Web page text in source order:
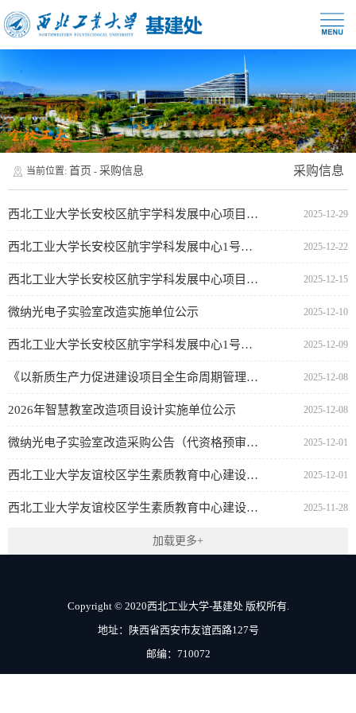
当前位置: 首页 - 采购信息 采购信息
2025-12-29
西北工业大学长安校区航宇学科发展中心项目变压器供货采购公告（二次）（代资格预审公告）
2025-12-22
西北工业大学长安校区航宇学科发展中心1号楼项目变压器供货（二次）（代资格预审公告）
2025-12-15
西北工业大学长安校区航宇学科发展中心项目变压器供货采购公告（代资格预审公告）
2025-12-10
微纳光电子实验室改造实施单位公示
2025-12-09
西北工业大学长安校区航宇学科发展中心1号楼项目变压器供货采购公告（代资格预审公告）
2025-12-08
《以新质生产力促进建设项目全生命周期管理》图书出版项目竞选结果公告
2025-12-08
2026年智慧教室改造项目设计实施单位公示
2025-12-01
微纳光电子实验室改造采购公告（代资格预审公告）
2025-12-01
西北工业大学友谊校区学生素质教育中心建设项目施工-电梯供货与安装中标结果公示
2025-11-28
西北工业大学友谊校区学生素质教育中心建设项目施工-电梯供货与安装中标候选人公示
加载更多+
Copyright © 2020西北工业大学-基建处 版权所有.
地址：陕西省西安市友谊西路127号
邮编：710072